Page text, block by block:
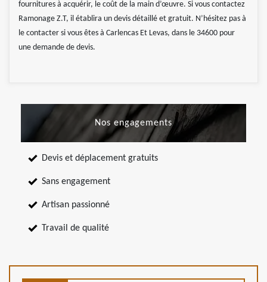
fournitures à acquérir, le coût de la main d’œuvre. Si vous contactez
Ramonage Z.T, il établira un devis détaillé et gratuit. N’hésitez pas à
le contacter si vous êtes à Carlencas Et Levas, dans le 34600 pour
une demande de devis.
Nos engagements
Devis et déplacement gratuits
Sans engagement
Artisan passionné
Travail de qualité